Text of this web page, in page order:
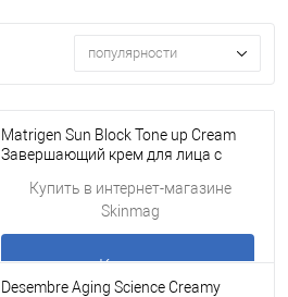
популярности
Matrigen Sun Block Tone up Cream
Завершающий крем для лица с
Купить в интернет-магазине
Skinmag
Купить
Desembre Aging Science Creamy